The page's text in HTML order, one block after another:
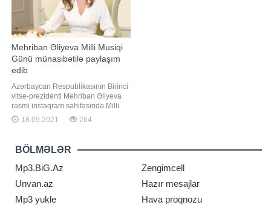
Mehriban Əliyeva Milli Musiqi
Günü münasibətilə paylaşım
edib
Azərbaycan Respublikasının Birinci
vitse-prezidenti Mehriban Əliyeva
rəsmi instaqram səhifəsində Milli
Musiqi Günü ilə bağlı paylaşım
edib. "Report" xəbər verir ki,
Milli Musiqi Günüdür. Bu gün
doğum günlərini qeyd etdiyimiz
görkəmli Azərbaycan bəstəkarlar
18.09.2021 264
BÖLMƏLƏR
Mp3.BiG.Az
Zengimcell
Unvan.az
Hazır mesajlar
Mp3 yukle
Hava proqnozu